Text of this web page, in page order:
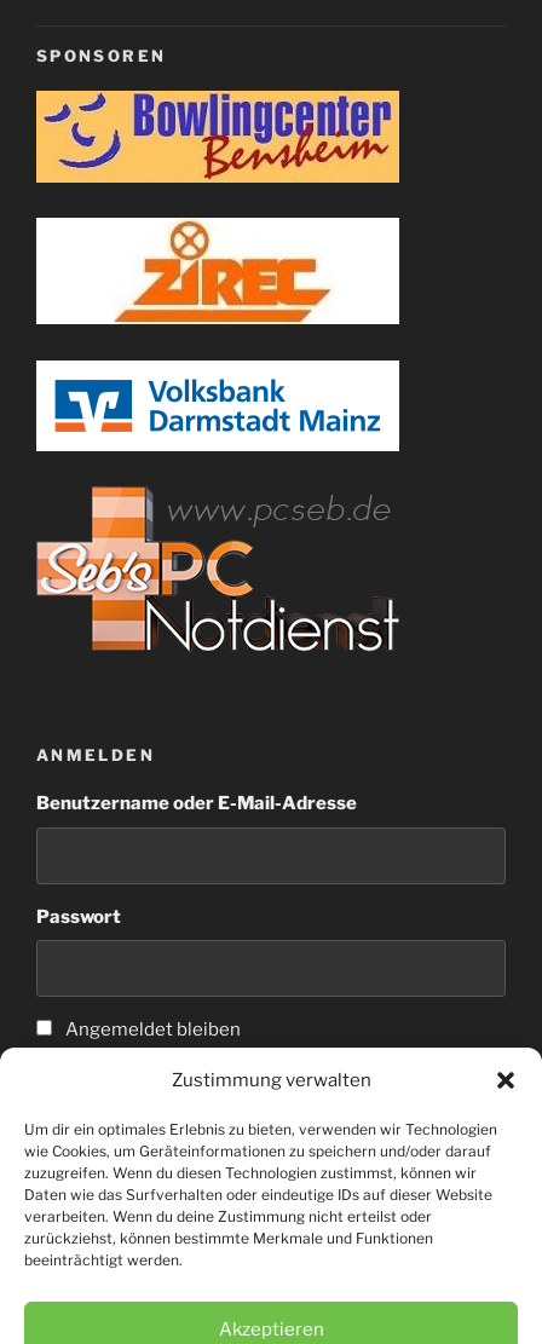
Zustimmung verwalten
Um dir ein optimales Erlebnis zu bieten, verwenden wir Technologien
wie Cookies, um Geräteinformationen zu speichern und/oder darauf
zuzugreifen. Wenn du diesen Technologien zustimmst, können wir
Daten wie das Surfverhalten oder eindeutige IDs auf dieser Website
verarbeiten. Wenn du deine Zustimmung nicht erteilst oder
zurückziehst, können bestimmte Merkmale und Funktionen
beeinträchtigt werden.
Akzeptieren
SPONSOREN
ANMELDEN
Benutzername oder E-Mail-Adresse
Passwort
Angemeldet bleiben